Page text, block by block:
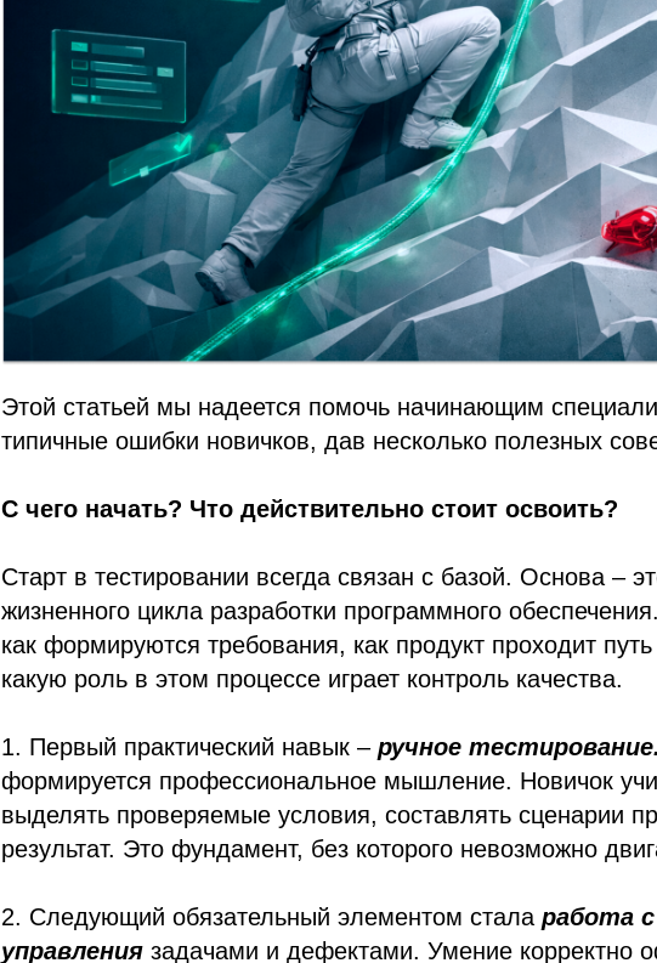
Этой статьей мы надеется помочь начинающим
типичные ошибки новичков, дав несколько полезных
С чего начать? Что действительно стоит освоить?
Старт в тестировании всегда связан с базой. Основа –
жизненного цикла разработки программного
как формируются требования, как продукт проходит
какую роль в этом процессе играет контроль качества.
1. Первый практический навык – ручное тестирование.
формируется профессиональное мышление. Новичок
выделять проверяемые условия, составлять сценарии
результат. Это фундамент, без которого невозможно
2. Следующий обязательный элементом стала работа
управления задачами и дефектами. Умение корректно